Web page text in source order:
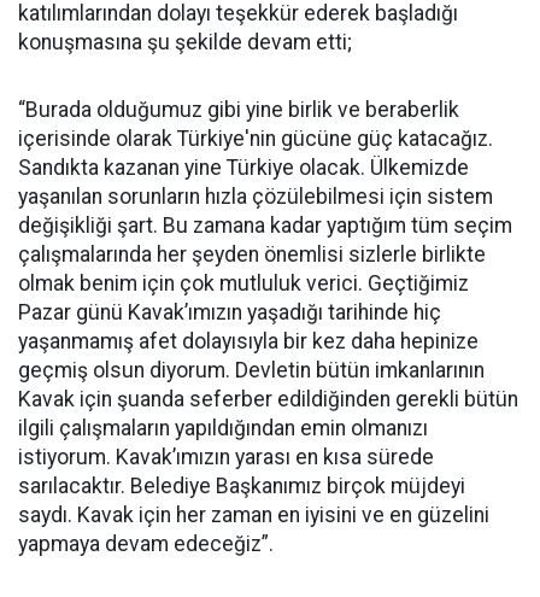
katılımlarından dolayı teşekkür ederek başladığı
konuşmasına şu şekilde devam etti;
“Burada olduğumuz gibi yine birlik ve beraberlik
içerisinde olarak Türkiye'nin gücüne güç katacağız.
Sandıkta kazanan yine Türkiye olacak. Ülkemizde
yaşanılan sorunların hızla çözülebilmesi için sistem
değişikliği şart. Bu zamana kadar yaptığım tüm seçim
çalışmalarında her şeyden önemlisi sizlerle birlikte
olmak benim için çok mutluluk verici. Geçtiğimiz
Pazar günü Kavak’ımızın yaşadığı tarihinde hiç
yaşanmamış afet dolayısıyla bir kez daha hepinize
geçmiş olsun diyorum. Devletin bütün imkanlarının
Kavak için şuanda seferber edildiğinden gerekli bütün
ilgili çalışmaların yapıldığından emin olmanızı
istiyorum. Kavak’ımızın yarası en kısa sürede
sarılacaktır. Belediye Başkanımız birçok müjdeyi
saydı. Kavak için her zaman en iyisini ve en güzelini
yapmaya devam edeceğiz”.